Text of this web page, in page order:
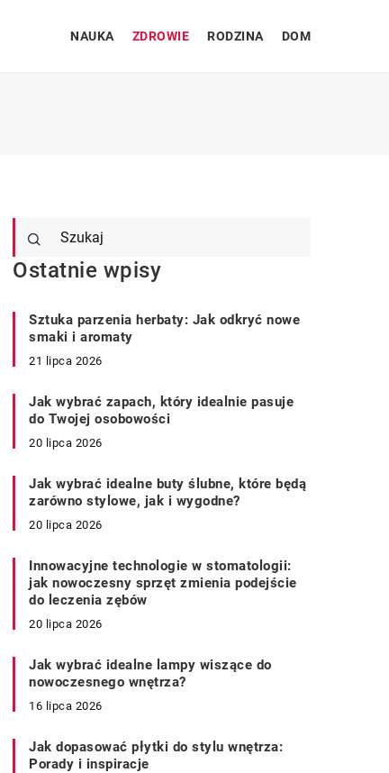
NAUKA ZDROWIE RODZINA DOM
Ostatnie wpisy
Sztuka parzenia herbaty: Jak odkryć nowe
smaki i aromaty
21 lipca 2026
Jak wybrać zapach, który idealnie pasuje
do Twojej osobowości
20 lipca 2026
Jak wybrać idealne buty ślubne, które będą
zarówno stylowe, jak i wygodne?
20 lipca 2026
Innowacyjne technologie w stomatologii:
jak nowoczesny sprzęt zmienia podejście
do leczenia zębów
20 lipca 2026
Jak wybrać idealne lampy wiszące do
nowoczesnego wnętrza?
16 lipca 2026
Jak dopasować płytki do stylu wnętrza:
Porady i inspiracje